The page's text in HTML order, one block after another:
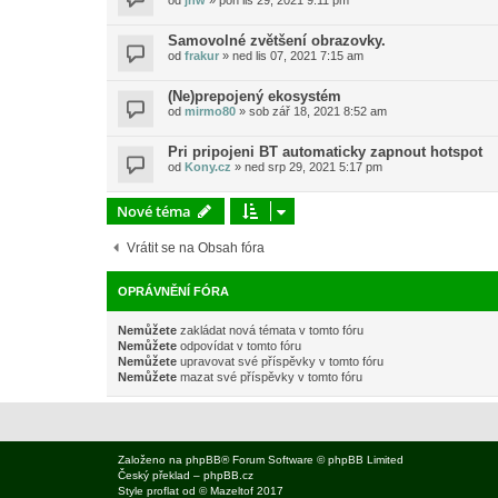
Samovolné zvětšení obrazovky.
od frakur » ned lis 07, 2021 7:15 am
(Ne)prepojený ekosystém
od mirmo80 » sob zář 18, 2021 8:52 am
Pri pripojeni BT automaticky zapnout hotspot
od Kony.cz » ned srp 29, 2021 5:17 pm
Nové téma
Vrátit se na Obsah fóra
OPRÁVNĚNÍ FÓRA
Nemůžete zakládat nová témata v tomto fóru
Nemůžete odpovídat v tomto fóru
Nemůžete upravovat své příspěvky v tomto fóru
Nemůžete mazat své příspěvky v tomto fóru
Založeno na phpBB® Forum Software © phpBB Limited
Český překlad – phpBB.cz
Style proflat od ©Mazeltof 2017